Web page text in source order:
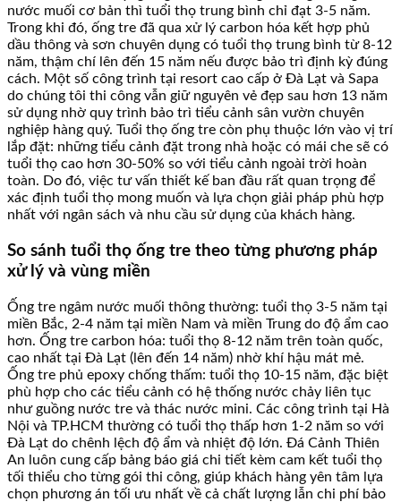
nước muối cơ bản thì tuổi thọ trung bình chỉ đạt 3-5 năm.
Trong khi đó, ống tre đã qua xử lý carbon hóa kết hợp phủ
dầu thông và sơn chuyên dụng có tuổi thọ trung bình từ 8-12
năm, thậm chí lên đến 15 năm nếu được bảo trì định kỳ đúng
cách. Một số công trình tại resort cao cấp ở Đà Lạt và Sapa
do chúng tôi thi công vẫn giữ nguyên vẻ đẹp sau hơn 13 năm
sử dụng nhờ quy trình bảo trì tiểu cảnh sân vườn chuyên
nghiệp hàng quý. Tuổi thọ ống tre còn phụ thuộc lớn vào vị trí
lắp đặt: những tiểu cảnh đặt trong nhà hoặc có mái che sẽ có
tuổi thọ cao hơn 30-50% so với tiểu cảnh ngoài trời hoàn
toàn. Do đó, việc tư vấn thiết kế ban đầu rất quan trọng để
xác định tuổi thọ mong muốn và lựa chọn giải pháp phù hợp
nhất với ngân sách và nhu cầu sử dụng của khách hàng.
So sánh tuổi thọ ống tre theo từng phương pháp
xử lý và vùng miền
Ống tre ngâm nước muối thông thường: tuổi thọ 3-5 năm tại
miền Bắc, 2-4 năm tại miền Nam và miền Trung do độ ẩm cao
hơn. Ống tre carbon hóa: tuổi thọ 8-12 năm trên toàn quốc,
cao nhất tại Đà Lạt (lên đến 14 năm) nhờ khí hậu mát mẻ.
Ống tre phủ epoxy chống thấm: tuổi thọ 10-15 năm, đặc biệt
phù hợp cho các tiểu cảnh có hệ thống nước chảy liên tục
như guồng nước tre và thác nước mini. Các công trình tại Hà
Nội và TP.HCM thường có tuổi thọ thấp hơn 1-2 năm so với
Đà Lạt do chênh lệch độ ẩm và nhiệt độ lớn. Đá Cảnh Thiên
An luôn cung cấp bảng báo giá chi tiết kèm cam kết tuổi thọ
tối thiểu cho từng gói thi công, giúp khách hàng yên tâm lựa
chọn phương án tối ưu nhất về cả chất lượng lẫn chi phí bảo